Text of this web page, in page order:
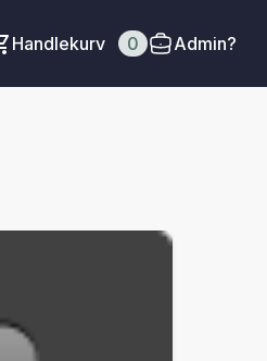
Handlekurv 0 Admin?